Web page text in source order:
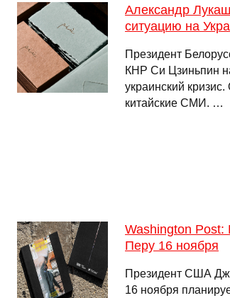
Александр
ситуацию на
Президент
КНР Си Цзиньпин
украинский
китайские СМИ. …
Washington Post:
Перу 16 ноября
Президент США
16 ноября